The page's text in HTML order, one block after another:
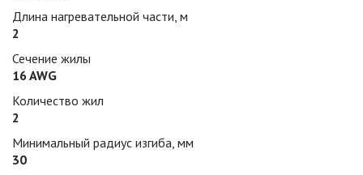
Длина нагревательной части, м
2
Сечение жилы
16 AWG
Количество жил
2
Минимальный радиус изгиба, мм
30